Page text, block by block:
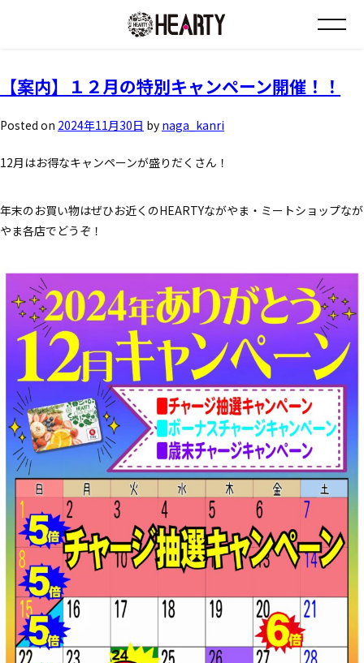
お知らせ
チラシ情報
店舗について
会社について
Instagram
2024年11月
【案内】１２月の特別キャンペーン開催！！
Posted on 2024年11月30日 by naga_kanri
12月はお得なキャンペーンが盛りだくさん！
年末のお買い物はぜひお近くのHEARTYながやま・ミートショップなが
やま各店でどうぞ！